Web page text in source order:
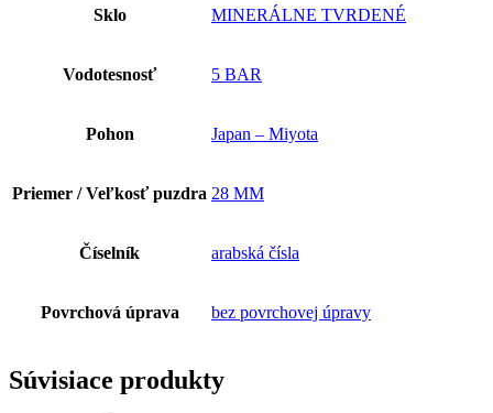
Sklo MINERÁLNE TVRDENÉ
Vodotesnosť 5 BAR
Pohon Japan – Miyota
Priemer / Veľkosť puzdra 28 MM
Číselník arabská čísla
Povrchová úprava bez povrchovej úpravy
Súvisiace produkty